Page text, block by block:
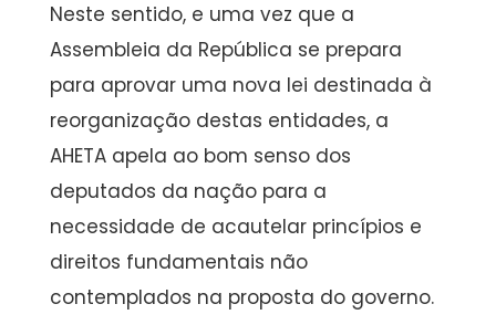
Neste sentido, e uma vez que a
Assembleia da República se prepara
para aprovar uma nova lei destinada à
reorganização destas entidades, a
AHETA apela ao bom senso dos
deputados da nação para a
necessidade de acautelar princípios e
direitos fundamentais não
contemplados na proposta do governo.